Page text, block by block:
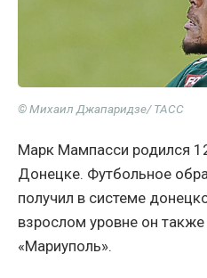
© Михаил Джапаридзе/ ТАСС
Марк Мампасси родился
Донецке. Футбольное
получил в системе
взрослом уровне он
«Мариуполь».